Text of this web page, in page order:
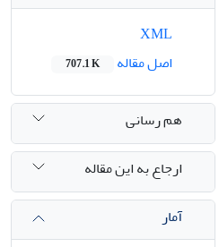
اصل مقاله
707.1 K
هم رسانی
ارجاع به این مقاله
آمار